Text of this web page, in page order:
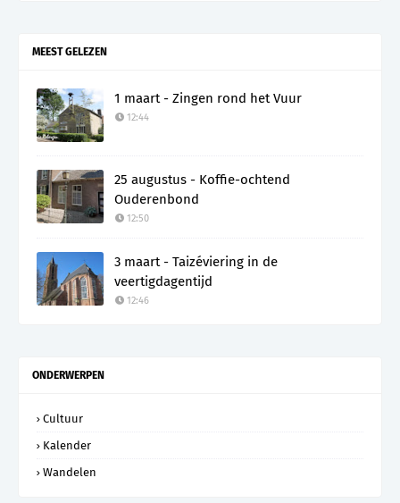
MEEST GELEZEN
1 maart - Zingen rond het Vuur
12:44
25 augustus - Koffie-ochtend
Ouderenbond
12:50
3 maart - Taizéviering in de
veertigdagentijd
12:46
ONDERWERPEN
Cultuur
Kalender
Wandelen